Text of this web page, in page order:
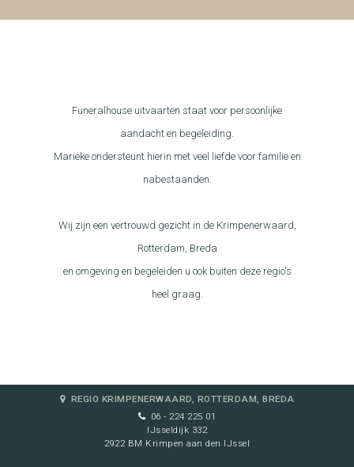
Funeralhouse uitvaarten staat voor persoonlijke
aandacht en begeleiding.
Marieke ondersteunt hierin met veel liefde voor familie en
nabestaanden.
Wij zijn een vertrouwd gezicht in de Krimpenerwaard,
Rotterdam, Breda
en omgeving en begeleiden u ook buiten deze regio's
heel graag.
REGIO KRIMPENERWAARD, ROTTERDAM, BREDA
06 - 224 225 01
IJsseldijk 332
2922 BM Krimpen aan den IJssel